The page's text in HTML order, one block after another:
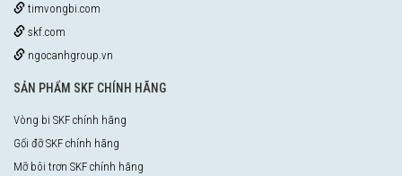
timvongbi.com
skf.com
ngocanhgroup.vn
SẢN PHẨM SKF CHÍNH HÃNG
Vòng bi SKF chính hãng
Gối đỡ SKF chính hãng
Mỡ bôi trơn SKF chính hãng